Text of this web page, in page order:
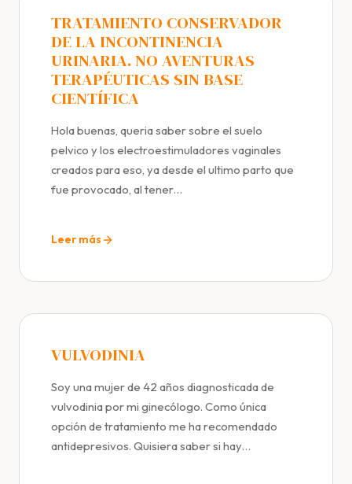
TRATAMIENTO CONSERVADOR
DE LA INCONTINENCIA
URINARIA. NO AVENTURAS
TERAPÉUTICAS SIN BASE
CIENTÍFICA
Hola buenas, queria saber sobre el suelo
pelvico y los electroestimuladores vaginales
creados para eso, ya desde el ultimo parto que
fue provocado, al tener…
Leer más
VULVODINIA
Soy una mujer de 42 años diagnosticada de
vulvodinia por mi ginecólogo. Como única
opción de tratamiento me ha recomendado
antidepresivos. Quisiera saber si hay…